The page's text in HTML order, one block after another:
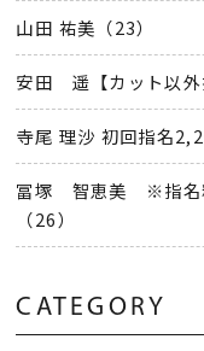
山田 祐美（23）
安田 遥【カット以外
寺尾 理沙 初回指名
冨塚 智恵美 ※指名
（26）
CATEGORY